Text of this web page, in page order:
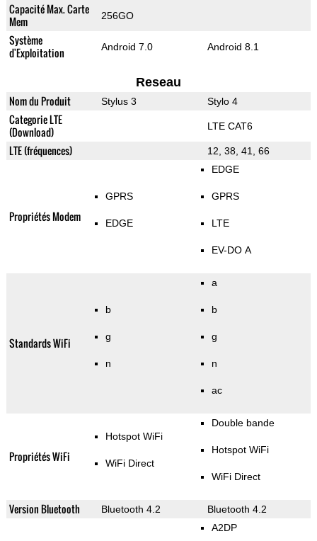
Capacité Max. Carte
Mem
256GO
Système
d'Exploitation
Android 7.0 Android 8.1
Reseau
Nom du Produit Stylus 3 Stylo 4
Categorie LTE
(Download)
LTE CAT6
LTE (fréquences) 12, 38, 41, 66
Propriétés Modem
GPRS
EDGE
EDGE
GPRS
LTE
EV-DO A
Standards WiFi
b
g
n
a
b
g
n
ac
Propriétés WiFi
Hotspot WiFi
WiFi Direct
Double bande
Hotspot WiFi
WiFi Direct
Version Bluetooth Bluetooth 4.2 Bluetooth 4.2
A2DP